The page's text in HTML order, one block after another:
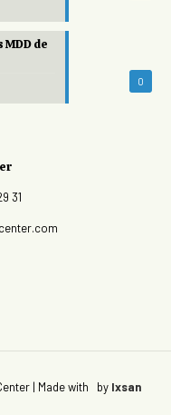
0
de
31
| Made with by Ixsan